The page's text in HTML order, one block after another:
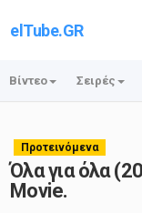
elTube.GR
Βίντεο Σειρές
Προτεινόμενα
Όλα για όλα
Movie.